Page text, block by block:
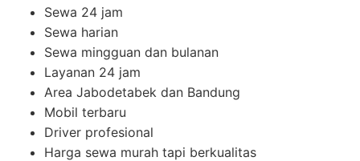
Sewa 24 jam
Sewa harian
Sewa mingguan dan bulanan
Layanan 24 jam
Area Jabodetabek dan Bandung
Mobil terbaru
Driver profesional
Harga sewa murah tapi berkualitas